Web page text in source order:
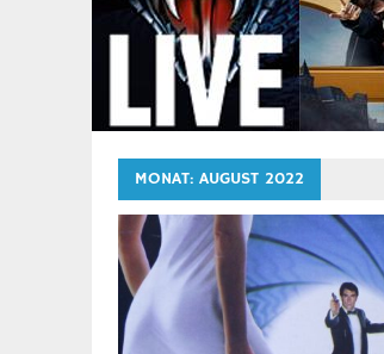
MONAT: AUGUST 2022